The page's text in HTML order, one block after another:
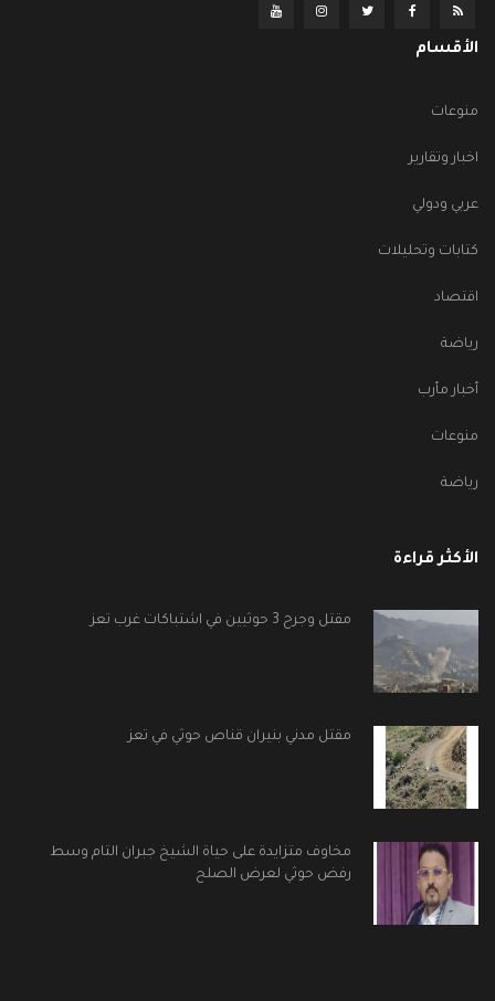
الأقسام
منوعات
اخبار وتقارير
عربي ودولي
كتابات وتحليلات
اقتصاد
رياضة
أخبار مأرب
منوعات
رياضة
الأكثر قراءة
مقتل وجرح 3 حوثيين في اشتباكات غرب تعز
مقتل مدني بنيران قناص حوثي في تعز
مخاوف متزايدة على حياة الشيخ جبران التام وسط
رفض حوثي لعرض الصلح